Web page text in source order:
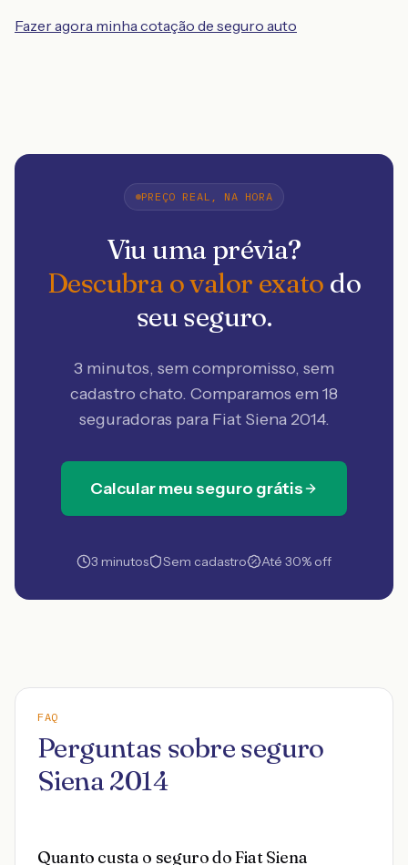
Fazer agora minha cotação de seguro auto
PREÇO REAL, NA HORA
Viu uma prévia?
Descubra o valor exato do
seu seguro.
3 minutos, sem compromisso, sem
cadastro chato. Comparamos em 18
seguradoras para Fiat Siena 2014.
Calcular meu seguro grátis
3 minutos Sem cadastro Até 30% off
FAQ
Perguntas sobre seguro
Siena 2014
Quanto custa o seguro do Fiat Siena